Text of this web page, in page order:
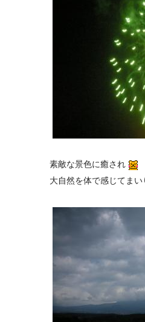
素敵な景色に癒され
大自然を体で感じてまい